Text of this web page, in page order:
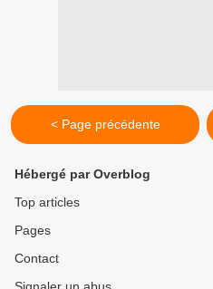
< Page précédente
Hébergé par Overblog
Top articles
Pages
Contact